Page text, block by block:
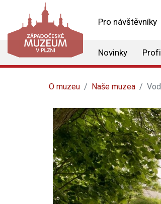
Pro návštěvníky
Novinky
O muzeu Naše muzea